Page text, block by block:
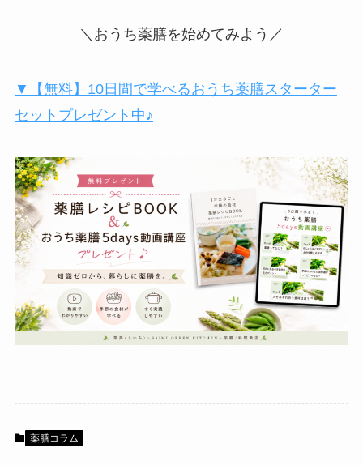
＼おうち薬膳を始めてみよう／
▼【無料】10日間で学べるおうち薬膳スターター
セットプレゼント中♪
薬膳コラム